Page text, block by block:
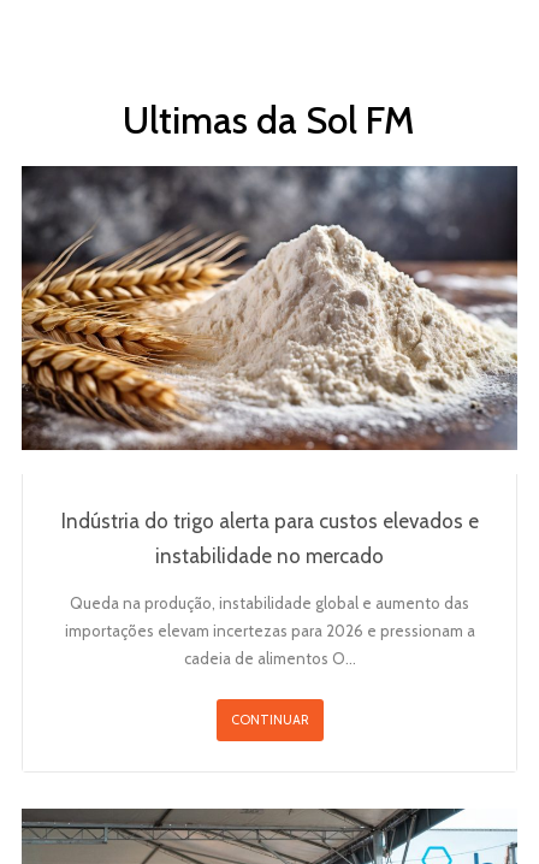
Ultimas da Sol FM
Indústria do trigo alerta para custos elevados e
instabilidade no mercado
Queda na produção, instabilidade global e aumento das
importações elevam incertezas para 2026 e pressionam a
cadeia de alimentos O…
CONTINUAR